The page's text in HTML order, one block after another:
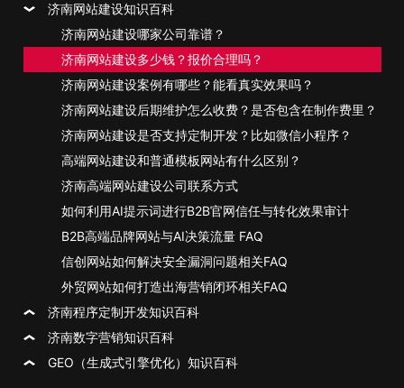
济南网站建设知识百科
济南网站建设哪家公司靠谱？
济南网站建设多少钱？报价合理吗？
济南网站建设案例有哪些？能看真实效果吗？
济南网站建设后期维护怎么收费？是否包含在制作费里？
济南网站建设是否支持定制开发？比如微信小程序？
高端网站建设和普通模板网站有什么区别？
济南高端网站建设公司联系方式
如何利用AI提示词进行B2B官网信任与转化效果审计
B2B高端品牌网站与AI决策流量 FAQ
信创网站如何解决安全漏洞问题相关FAQ
外贸网站如何打造出海营销闭环相关FAQ
济南程序定制开发知识百科
济南数字营销知识百科
GEO（生成式引擎优化）知识百科